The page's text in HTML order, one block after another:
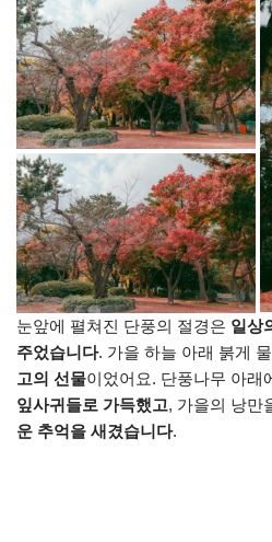
눈앞에 펼쳐진 단풍의 절경은 일상
주었습니다. 가을 하늘 아래 붉게
고의 선물이었어요. 단풍나무 아래
잎사귀들로 가득했고, 가을의 낭만
운 추억을 새겼습니다.